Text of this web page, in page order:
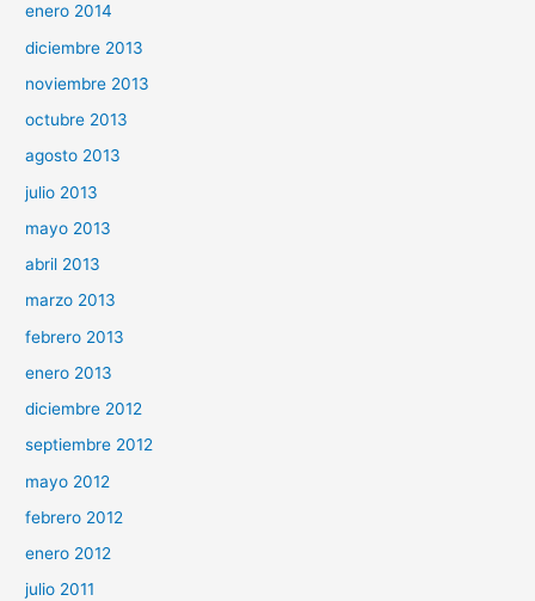
enero 2014
diciembre 2013
noviembre 2013
octubre 2013
agosto 2013
julio 2013
mayo 2013
abril 2013
marzo 2013
febrero 2013
enero 2013
diciembre 2012
septiembre 2012
mayo 2012
febrero 2012
enero 2012
julio 2011